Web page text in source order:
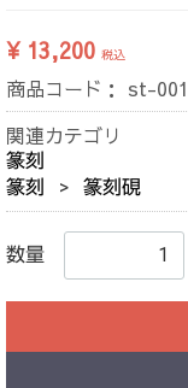
¥ 13,200 税込
商品コード： st-001
関連カテゴリ
篆刻
篆刻
篆刻硯
数量